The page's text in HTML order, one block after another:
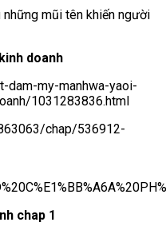
mũi tên khiến người
doanh
my-manhwa-yaoi-
1031283836.html
chap/536912-
chap 1